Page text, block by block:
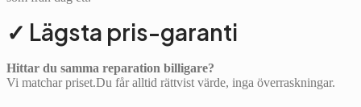
✓ Lägsta pris-garanti
Hittar du samma reparation billigare?
Vi matchar priset.Du får alltid rättvist värde, inga överraskningar.